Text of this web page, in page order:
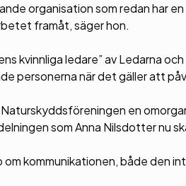
organisation som redan har
framåt, säger hon.
kvinnliga ledare” av Ledarna
personerna när det gäller att
en
som Anna Nilsdotter nu
kommunikationen, både den